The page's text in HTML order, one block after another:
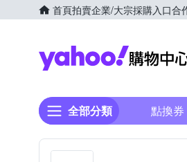
首頁拍賣企業/大宗採購入口合
全部分類 點換券